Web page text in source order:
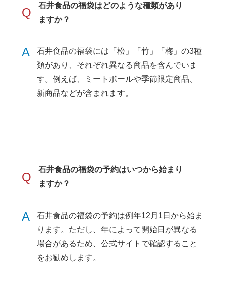
Q
石井食品の福袋はどのような種類があり
ますか？
A
石井食品の福袋には「松」「竹」「梅」の3種
類があり、それぞれ異なる商品を含んでいま
す。例えば、ミートボールや季節限定商品、
新商品などが含まれます​​。
Q
石井食品の福袋の予約はいつから始まり
ますか？
A
石井食品の福袋の予約は例年12月1日から始ま
ります。ただし、年によって開始日が異なる
場合があるため、公式サイトで確認すること
をお勧めします​​。